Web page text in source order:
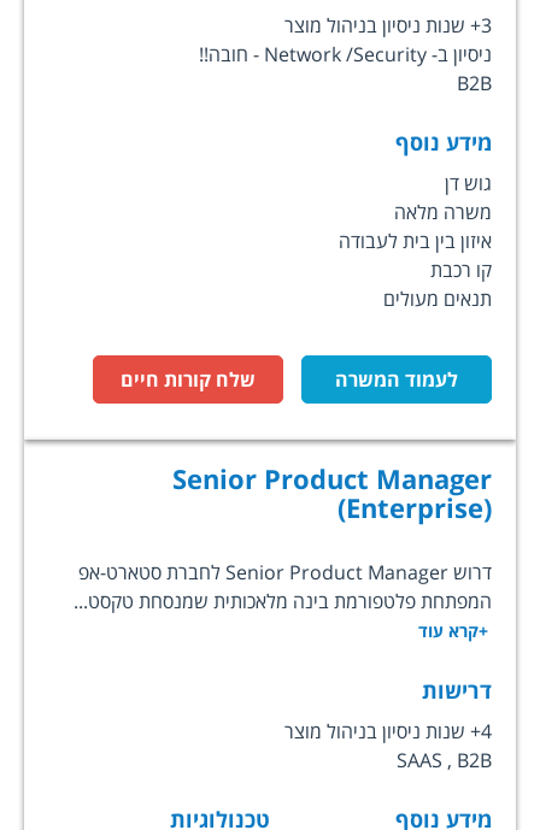
3+ שנות ניסיון בניהול מוצר
ניסיון ב- Network /Security - חובה!!
B2B
מידע נוסף
גוש דן
משרה מלאה
איזון בין בית לעבודה
קו רכבת
תנאים מעולים
לעמוד המשרה שלח קורות חיים
Senior Product Manager
(Enterprise)
דרוש Senior Product Manager לחברת סטארט-אפ
המפתחת פלטפורמת בינה מלאכותית שמנסחת טקסט...
+קרא עוד
דרישות
4+ שנות ניסיון בניהול מוצר
SAAS , B2B
מידע נוסף טכנולוגיות